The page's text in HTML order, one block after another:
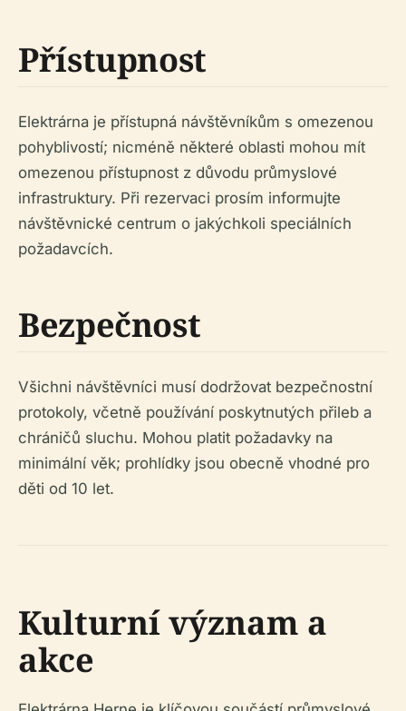
Přístupnost
Elektrárna je přístupná návštěvníkům s omezenou
pohyblivostí; nicméně některé oblasti mohou mít
omezenou přístupnost z důvodu průmyslové
infrastruktury. Při rezervaci prosím informujte
návštěvnické centrum o jakýchkoli speciálních
požadavcích.
Bezpečnost
Všichni návštěvníci musí dodržovat bezpečnostní
protokoly, včetně používání poskytnutých přileb a
chráničů sluchu. Mohou platit požadavky na
minimální věk; prohlídky jsou obecně vhodné pro
děti od 10 let.
Kulturní význam a
akce